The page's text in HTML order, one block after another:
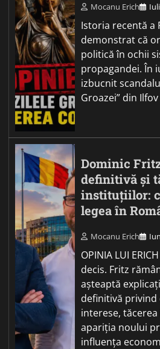
Mocanu Erich
Istoria recentă a
demonstrat că
politică în ochii
propagandei. În
izbucnit
Groazei” din
Dominic
definitivă și
instituțiilor:
legea în
Mocanu Erich
OPINIA LUI
decis. Fritz
așteaptă
definitivă
interese,
apariția noului
influența